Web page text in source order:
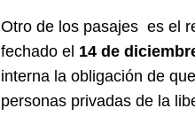
Otro de los pasajes es el
fechado el 14 de
interna la obligación de
personas privadas de la